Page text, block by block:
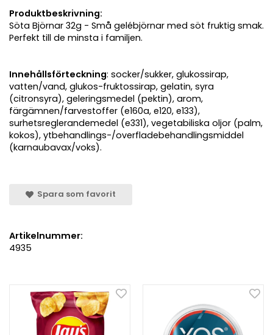
Produktbeskrivning:
Söta Björnar 32g - Små gelébjörnar med söt fruktig smak.
Perfekt till de minsta i familjen.
Innehållsförteckning: socker/sukker, glukossirap,
vatten/vand, glukos-fruktossirap, gelatin, syra
(citronsyra), geleringsmedel (pektin), arom,
färgämnen/farvestoffer (e160a, e120, e133),
surhetsreglerandemedel (e331), vegetabiliska oljor (palm,
kokos), ytbehandlings-/overfladebehandlingsmiddel
(karnaubavax/voks).
Spara som favorit
Artikelnummer:
4935